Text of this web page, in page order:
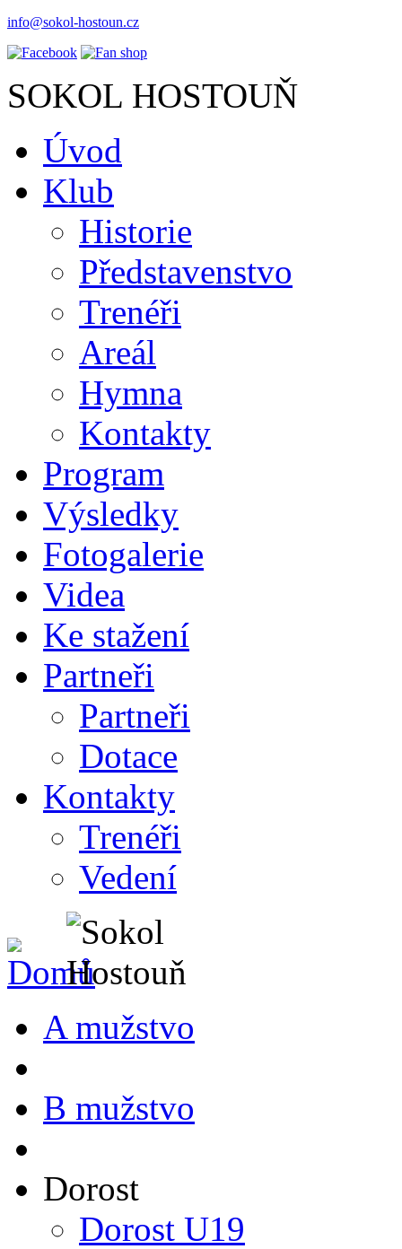
info@sokol-hostoun.cz
SOKOL HOSTOUŇ
Úvod
Klub
Historie
Představenstvo
Trenéři
Areál
Hymna
Kontakty
Program
Výsledky
Fotogalerie
Videa
Ke stažení
Partneři
Partneři
Dotace
Kontakty
Trenéři
Vedení
A mužstvo
B mužstvo
Dorost
Dorost U19